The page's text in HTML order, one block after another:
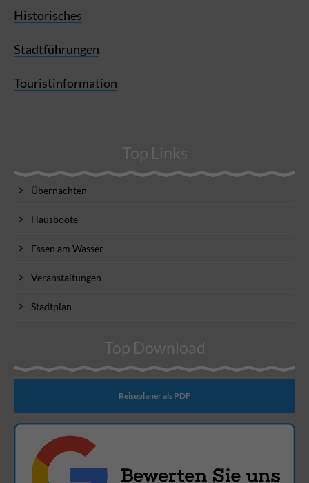
Historisches
Stadtführungen
Touristinformation
Top Links
Übernachten
Hausboote
Essen am Wasser
Veranstaltungen
Stadtplan
Top Download
Reiseplaner als PDF